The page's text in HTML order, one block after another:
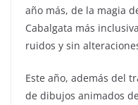
año más, de la magia
Cabalgata más
ruidos y sin
Este año, además del
de dibujos animados de